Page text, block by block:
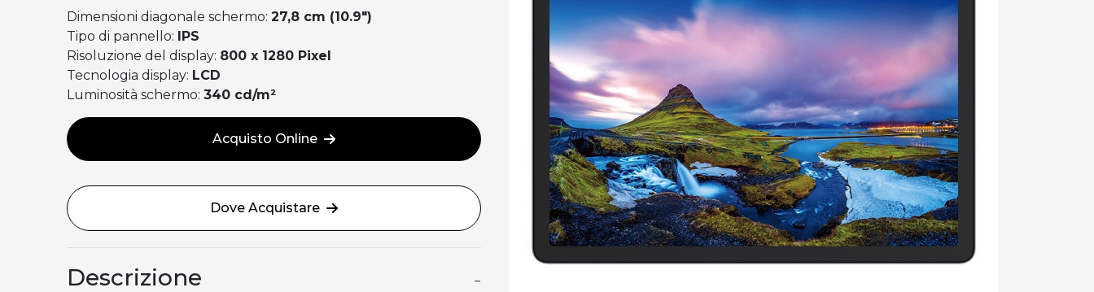
Dimensioni diagonale schermo:27,8 cm (10.9")
Tipo di pannello: IPS
Risoluzione del display: 800 x 1280 Pixel
Tecnologia display: LCD
Luminosità schermo:340 cd/m²
Acquisto Online
Dove Acquistare
Descrizione −